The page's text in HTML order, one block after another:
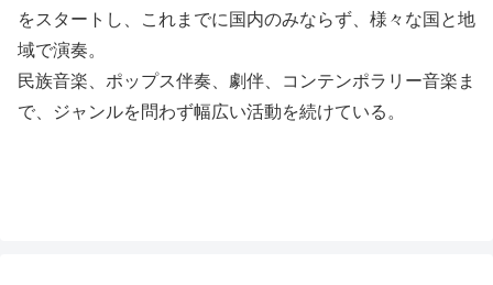
をスタートし、これまでに国内のみならず、様々な国と地
域で演奏。
民族音楽、ポップス伴奏、劇伴、コンテンポラリー音楽ま
で、ジャンルを問わず幅広い活動を続けている。